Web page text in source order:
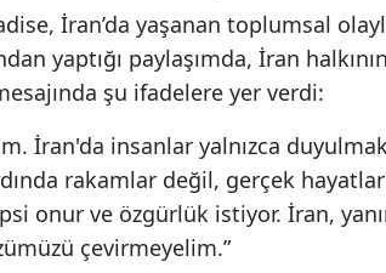
İran’da yaşanan toplumsal
yaptığı paylaşımda, İran
şu ifadelere yer verdi:
İran'da insanlar yalnızca
rakamlar değil, gerçek
onur ve özgürlük istiyor. İran,
çevirmeyelim.”